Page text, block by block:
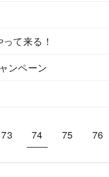
て来る！
ンペーン
73 74 75 76